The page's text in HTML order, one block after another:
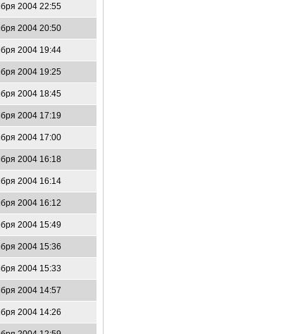
2004 22:55
2004 20:50
2004 19:44
2004 19:25
2004 18:45
2004 17:19
2004 17:00
2004 16:18
2004 16:14
2004 16:12
2004 15:49
2004 15:36
2004 15:33
2004 14:57
2004 14:26